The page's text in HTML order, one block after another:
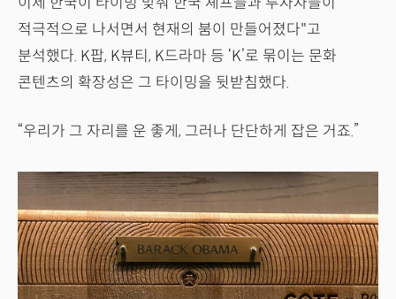
적극적으로 나서면서 현재의 붐이 만들어졌다"고
분석했다. K팝, K뷰티, K드라마 등 ‘K’로 묶이는 문화
콘텐츠의 확장성은 그 타이밍을 뒷받침했다.
“우리가 그 자리를 운 좋게, 그러나 단단하게 잡은 거죠.”